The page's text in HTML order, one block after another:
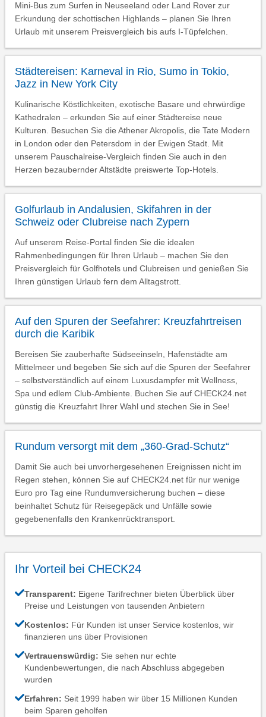
Mini-Bus zum Surfen in Neuseeland oder Land Rover zur
Erkundung der schottischen Highlands – planen Sie Ihren
Urlaub mit unserem Preisvergleich bis aufs I-Tüpfelchen.
Städtereisen: Karneval in Rio, Sumo in Tokio,
Jazz in New York City
Kulinarische Köstlichkeiten, exotische Basare und ehrwürdige
Kathedralen – erkunden Sie auf einer Städtereise neue
Kulturen. Besuchen Sie die Athener Akropolis, die Tate Modern
in London oder den Petersdom in der Ewigen Stadt. Mit
unserem Pauschalreise-Vergleich finden Sie auch in den
Herzen bezaubernder Altstädte preiswerte Top-Hotels.
Golfurlaub in Andalusien, Skifahren in der
Schweiz oder Clubreise nach Zypern
Auf unserem Reise-Portal finden Sie die idealen
Rahmenbedingungen für Ihren Urlaub – machen Sie den
Preisvergleich für Golfhotels und Clubreisen und genießen Sie
Ihren günstigen Urlaub fern dem Alltagstrott.
Auf den Spuren der Seefahrer: Kreuzfahrtreisen
durch die Karibik
Bereisen Sie zauberhafte Südseeinseln, Hafenstädte am
Mittelmeer und begeben Sie sich auf die Spuren der Seefahrer
– selbstverständlich auf einem Luxusdampfer mit Wellness,
Spa und edlem Club-Ambiente. Buchen Sie auf CHECK24.net
günstig die Kreuzfahrt Ihrer Wahl und stechen Sie in See!
Rundum versorgt mit dem „360-Grad-Schutz“
Damit Sie auch bei unvorhergesehenen Ereignissen nicht im
Regen stehen, können Sie auf CHECK24.net für nur wenige
Euro pro Tag eine Rundumversicherung buchen – diese
beinhaltet Schutz für Reisegepäck und Unfälle sowie
gegebenenfalls den Krankenrücktransport.
Ihr Vorteil bei CHECK24
Transparent: Eigene Tarifrechner bieten Überblick über
Preise und Leistungen von tausenden Anbietern
Kostenlos: Für Kunden ist unser Service kostenlos, wir
finanzieren uns über Provisionen
Vertrauenswürdig: Sie sehen nur echte
Kundenbewertungen, die nach Abschluss abgegeben
wurden
Erfahren: Seit 1999 haben wir über 15 Millionen Kunden
beim Sparen geholfen